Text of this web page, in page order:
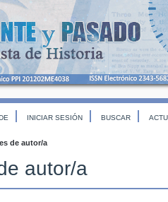
INICIAR SESIÓN BUSCAR
de autor/a
autor/a